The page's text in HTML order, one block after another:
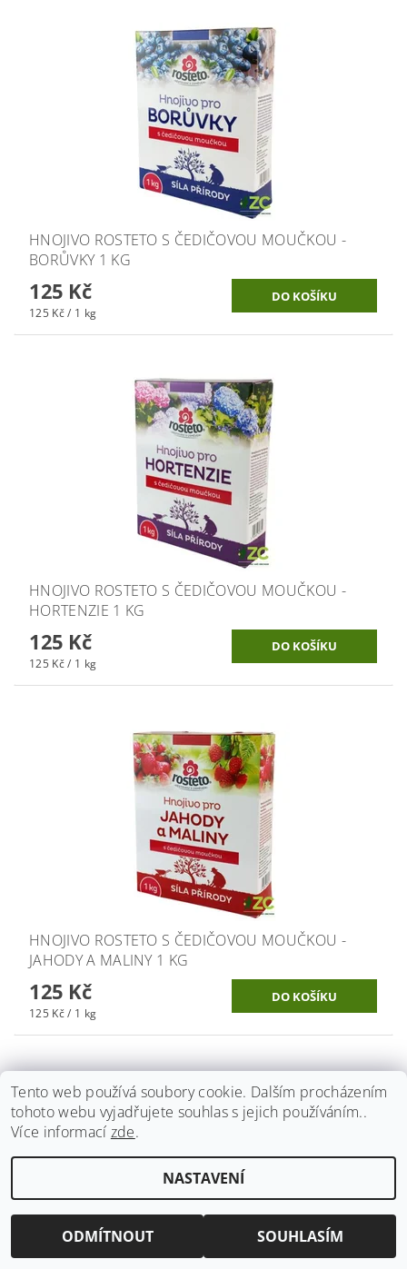
HNOJIVO ROSTETO S ČEDIČOVOU MOUČKOU -
BORŮVKY 1 KG
125 Kč
125 Kč / 1 kg
HNOJIVO ROSTETO S ČEDIČOVOU MOUČKOU -
HORTENZIE 1 KG
125 Kč
125 Kč / 1 kg
HNOJIVO ROSTETO S ČEDIČOVOU MOUČKOU -
JAHODY A MALINY 1 KG
125 Kč
125 Kč / 1 kg
Tento web používá soubory cookie. Dalším procházením
tohoto webu vyjadřujete souhlas s jejich používáním..
Více informací zde.
NASTAVENÍ
ODMÍTNOUT SOUHLASÍM